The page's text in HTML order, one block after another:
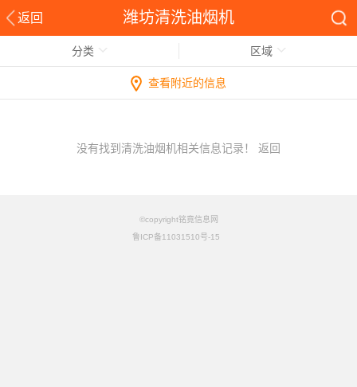
返回 潍坊清洗油烟机
分类 区域
查看附近的信息
没有找到清洗油烟机相关信息记录！ 返回
©copyright铭竟信息网
鲁ICP备11031510号-15